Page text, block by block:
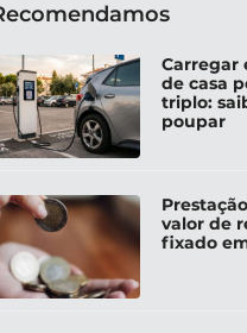
Carregar
de casa
triplo:
poupar
valor de
fixado